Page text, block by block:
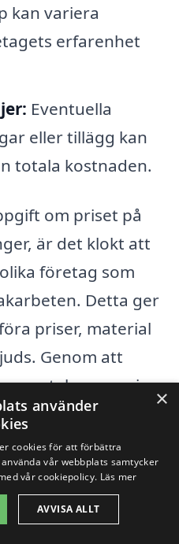
kan variera
erfarenhet
Eventuella
eller tillägg kan
totala kostnaden.
om priset på
är det klokt att
företag som
Detta ger
priser, material
Genom att
som takrenovering-
kontakt med
kan ge dig en
på dina
×
använder
cookies för att förbättra
vår webbplats samtycker
vår cookiepolicy. Läs mer
AVVISA ALLT